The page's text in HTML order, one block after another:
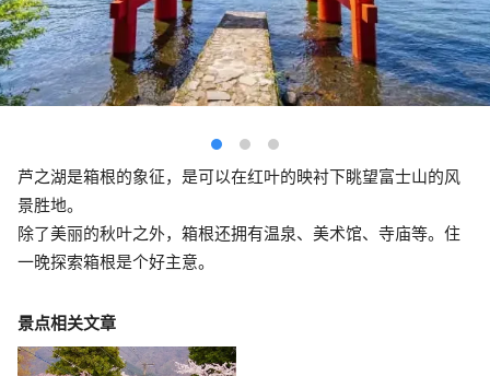
芦之湖是箱根的象征，是可以在红叶的映衬下眺望富士山的风
景胜地。
除了美丽的秋叶之外，箱根还拥有温泉、美术馆、寺庙等。住
一晚探索箱根是个好主意。
景点相关文章